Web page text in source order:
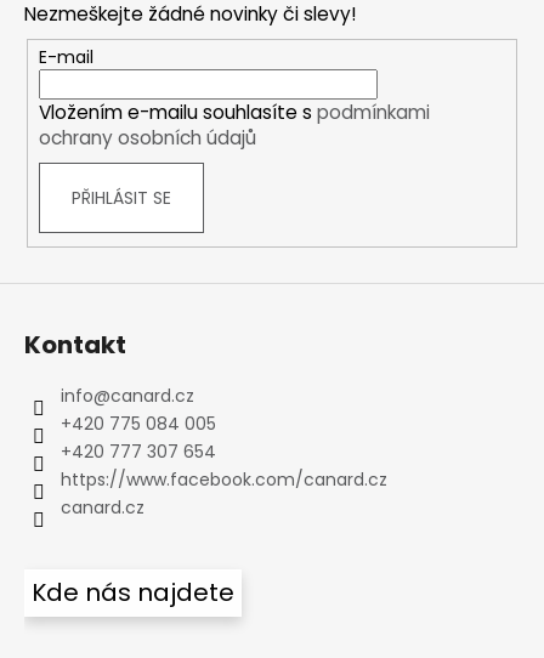
Nezmeškejte žádné novinky či slevy!
E-mail
Vložením e-mailu souhlasíte s podmínkami
ochrany osobních údajů
PŘIHLÁSIT SE
Kontakt
info@canard.cz
+420 775 084 005
+420 777 307 654
https://www.facebook.com/canard.cz
canard.cz
Kde nás najdete